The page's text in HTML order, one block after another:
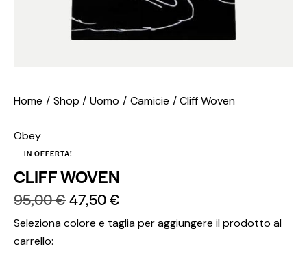
Home Shop Uomo Camicie Cliff Woven
Obey
IN OFFERTA!
CLIFF WOVEN
95,00€47,50€
Seleziona colore e taglia per aggiungere il prodotto al
carrello: